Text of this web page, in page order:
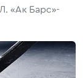
«Ак Барс»-